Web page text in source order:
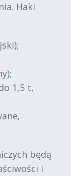
Haki
1,5 t,
będą
i